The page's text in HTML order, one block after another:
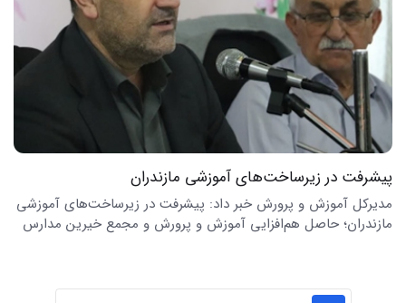
پیشرفت در زیرساخت‌های آموزشی مازندران
مدیرکل آموزش و پرورش خبر داد: پیشرفت در زیرساخت‌های آموزشی
مازندران؛ حاصل هم‌افزایی آموزش و پرورش و مجمع خیرین مدارس